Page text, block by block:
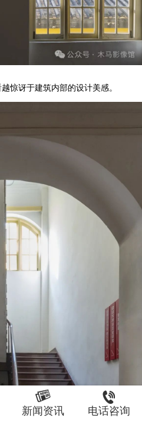
惊讶于建筑内部的设计美感。

新闻资讯

电话咨询